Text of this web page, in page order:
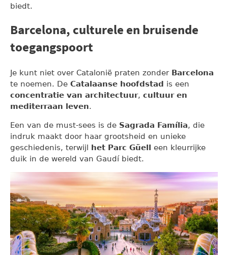
biedt.
Barcelona, culturele en bruisende
toegangspoort
Je kunt niet over Catalonië praten zonder Barcelona
te noemen. De Catalaanse hoofdstad is een
concentratie van architectuur, cultuur en
mediterraan leven.
Een van de must-sees is de Sagrada Família, die
indruk maakt door haar grootsheid en unieke
geschiedenis, terwijl het Parc Güell een kleurrijke
duik in de wereld van Gaudí biedt.